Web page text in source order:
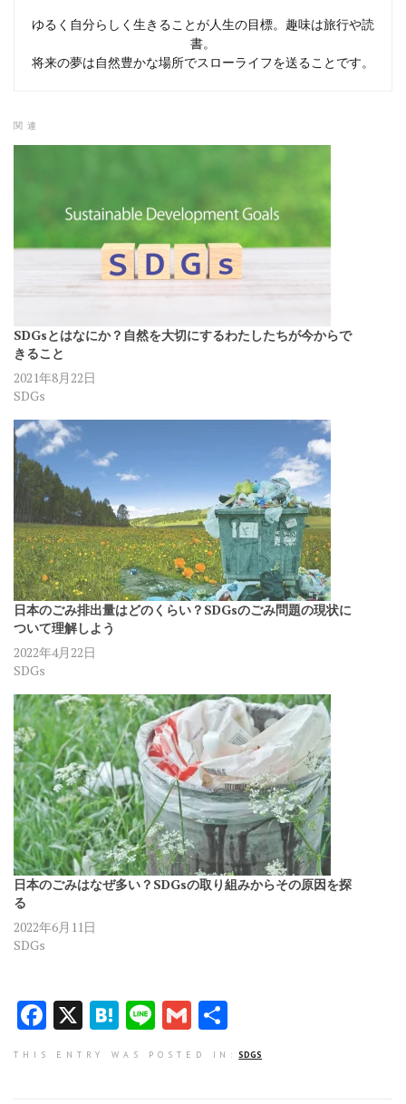
ゆるく自分らしく生きることが人生の目標。趣味は旅行や読
書。
将来の夢は自然豊かな場所でスローライフを送ることです。
関連
SDGsとはなにか？自然を大切にするわたしたちが今からで
きること
2021年8月22日
SDGs
日本のごみ排出量はどのくらい？SDGsのごみ問題の現状に
ついて理解しよう
2022年4月22日
SDGs
日本のごみはなぜ多い？SDGsの取り組みからその原因を探
る
2022年6月11日
SDGs
F
a
X H
at
Li
n
G
m 有
THIS ENTRY WAS POSTED IN: SDGS